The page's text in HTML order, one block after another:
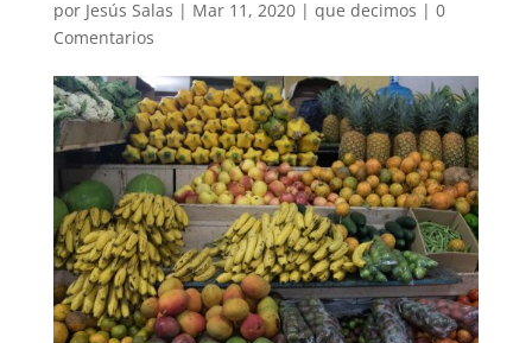
por Jesús Salas | Mar 11, 2020| que decimos | 0
Comentarios